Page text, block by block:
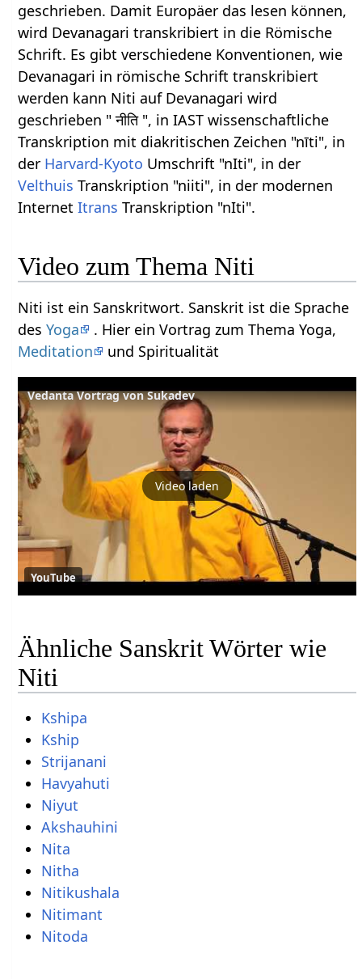
geschrieben. Damit Europäer das lesen können,
wird Devanagari transkribiert in die Römische
Schrift. Es gibt verschiedene Konventionen, wie
Devanagari in römische Schrift transkribiert
werden kann Niti auf Devanagari wird
geschrieben " नीति ", in IAST wissenschaftliche
Transkription mit diakritischen Zeichen "nīti", in
der Harvard-Kyoto Umschrift "nIti", in der
Velthuis Transkription "niiti", in der modernen
InternetItrans Transkription "nIti".
Video zum Thema Niti
Niti ist ein Sanskritwort. Sanskrit ist die Sprache
desYoga
. Hier ein Vortrag zum Thema Yoga,
Meditation
und Spiritualität
Vedanta Vortrag von Sukadev
Video laden
YouTube
Ähnliche Sanskrit Wörter wie
Niti
Kshipa
Kship
Strijanani
Havyahuti
Niyut
Akshauhini
Nita
Nitha
Nitikushala
Nitimant
Nitoda